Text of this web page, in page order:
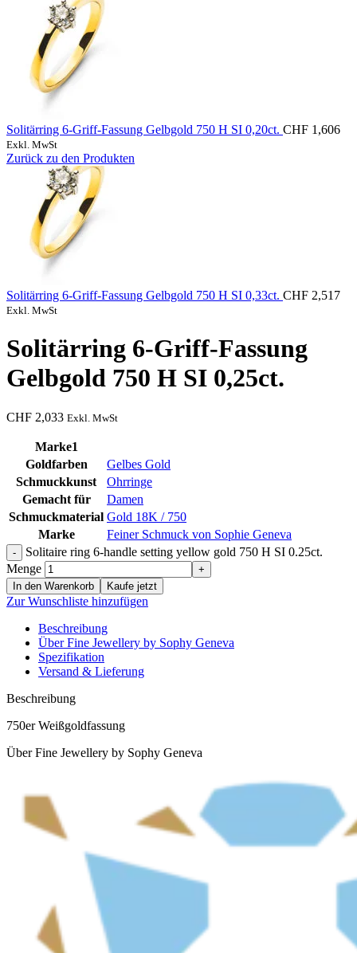
Solitärring 6-Griff-Fassung Gelbgold 750 H SI 0,20ct. CHF 1,606
Exkl. MwSt
Zurück zu den Produkten
Solitärring 6-Griff-Fassung Gelbgold 750 H SI 0,33ct. CHF 2,517
Exkl. MwSt
Solitärring 6-Griff-Fassung
Gelbgold 750 H SI 0,25ct.
CHF 2,033 Exkl. MwSt
Marke1
Goldfarben
Gelbes Gold
Schmuckkunst
Ohrringe
Gemacht für
Damen
Schmuckmaterial Gold 18K / 750
Marke
Feiner Schmuck von Sophie Geneva
Solitaire ring 6-handle setting yellow gold 750 H SI 0.25ct.
Menge
In den Warenkorb Kaufe jetzt
Zur Wunschliste hinzufügen
Beschreibung
Über Fine Jewellery by Sophy Geneva
Spezifikation
Versand & Lieferung
Beschreibung
750er Weißgoldfassung
Über Fine Jewellery by Sophy Geneva